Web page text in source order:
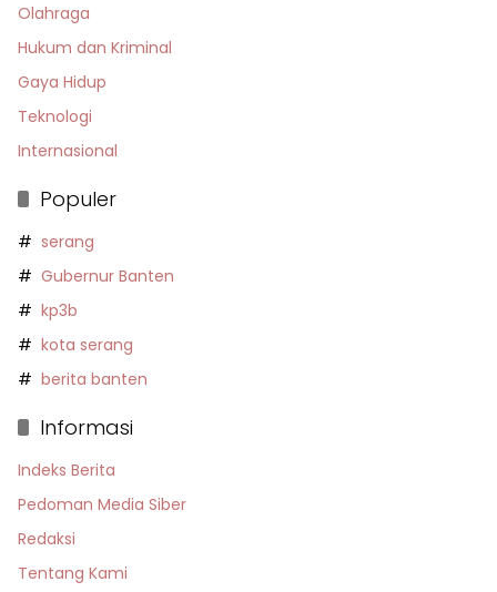
Olahraga
Hukum dan Kriminal
Gaya Hidup
Teknologi
Internasional
Populer
serang
Gubernur Banten
kp3b
kota serang
berita banten
Informasi
Indeks Berita
Pedoman Media Siber
Redaksi
Tentang Kami